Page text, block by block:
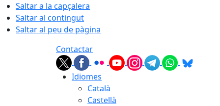
Saltar a la capçalera
Saltar al contingut
Saltar al peu de pàgina
Contactar
Idiomes
Català
Castellà